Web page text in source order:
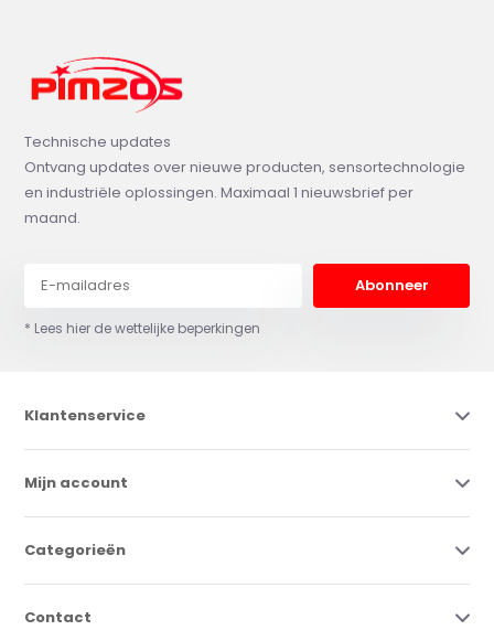
Technische updates
Ontvang updates over nieuwe producten, sensortechnologie
en industriële oplossingen. Maximaal 1 nieuwsbrief per
maand.
Abonneer
* Lees hier de wettelijke beperkingen
Klantenservice
Mijn account
Categorieën
Contact